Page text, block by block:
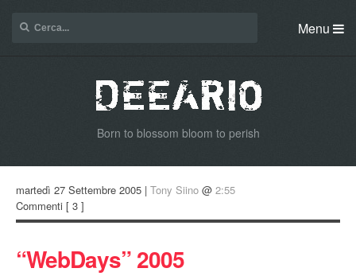
Menu
Born to blossom bloom to perish
martedì 27 Settembre 2005 | Tony Siino @ 2:55
Commenti [ 3 ]
“WebDays” 2005